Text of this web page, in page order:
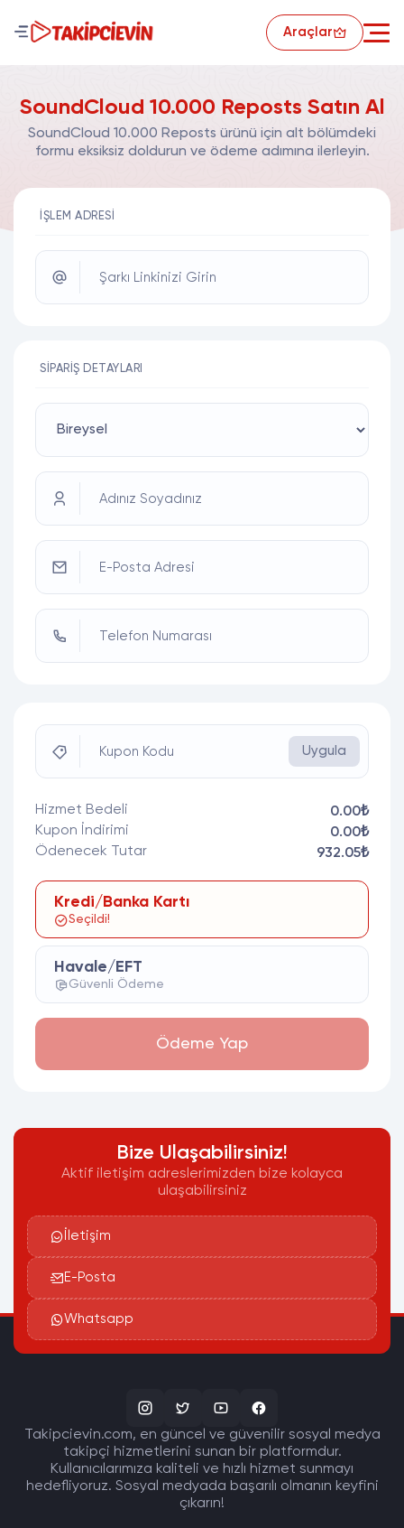
Araçlar
SoundCloud 10.000 Reposts Satın Al
SoundCloud 10.000 Reposts ürünü için alt bölümdeki
formu eksiksiz doldurun ve ödeme adımına ilerleyin.
İŞLEM ADRESI
Şarkı Linkinizi Girin
SIPARIŞ DETAYLARI
Adınız Soyadınız
E-Posta Adresi
Telefon Numarası
Kupon Kodu Uygula
Hizmet Bedeli
0.00₺
Kupon İndirimi
0.00₺
Ödenecek Tutar
932.05₺
Kredi/Banka Kartı
Seçildi!
Havale/EFT
Güvenli Ödeme
Ödeme Yap
Bize Ulaşabilirsiniz!
Aktif iletişim adreslerimizden bize kolayca
ulaşabilirsiniz
İletişim
E-Posta
Whatsapp
Takipcievin.com, en güncel ve güvenilir sosyal medya
takipçi hizmetlerini sunan bir platformdur.
Kullanıcılarımıza kaliteli ve hızlı hizmet sunmayı
hedefliyoruz. Sosyal medyada başarılı olmanın keyfini
çıkarın!